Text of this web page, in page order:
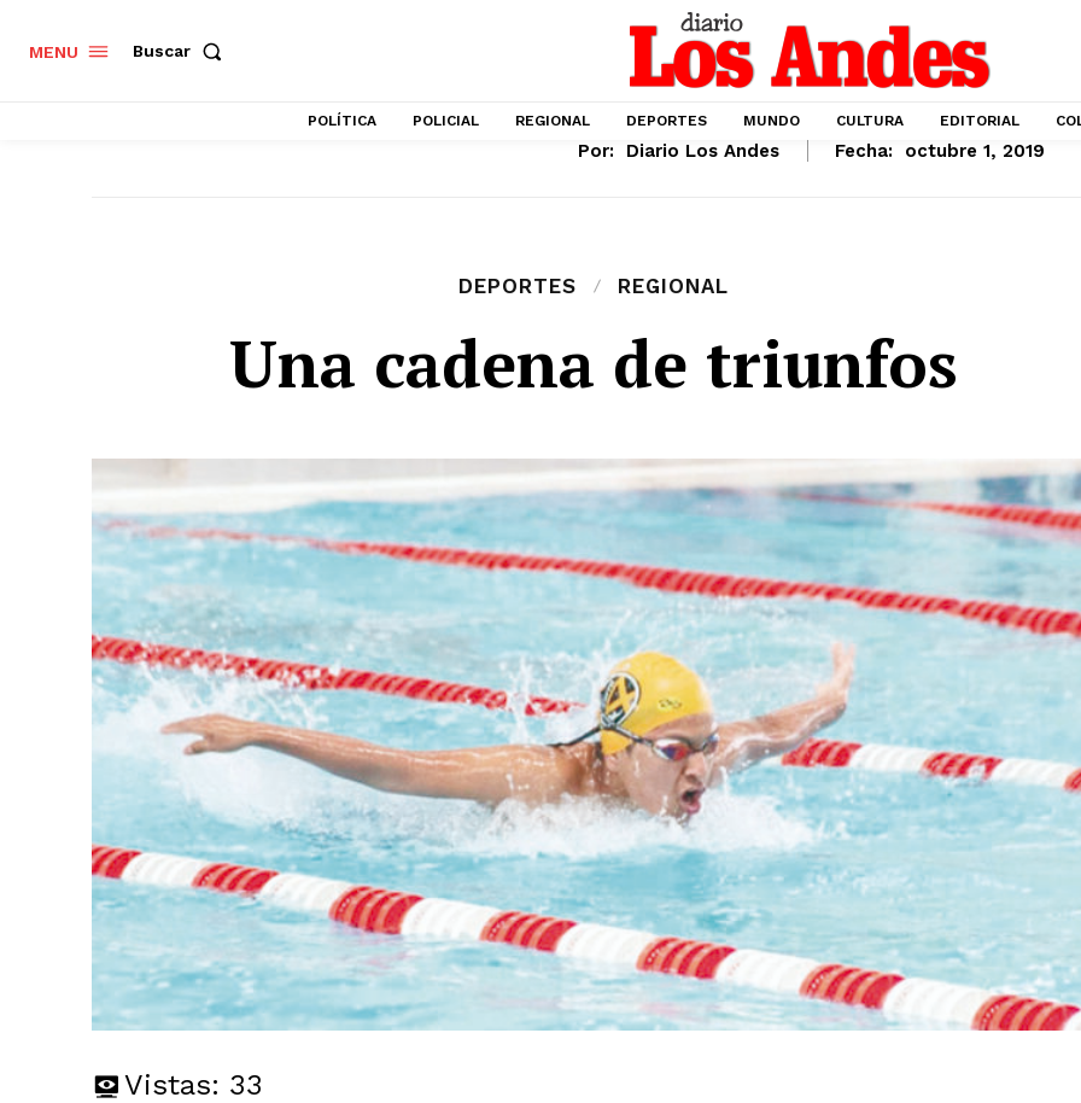
MENU Buscar
POLÍTICA POLICIAL REGIONAL DEPORTES MUNDO CULTURA EDITORIAL
Por: Diario Los Andes Fecha: octubre 1, 2019
DEPORTES REGIONAL
Una cadena de triunfos
Vistas: 33